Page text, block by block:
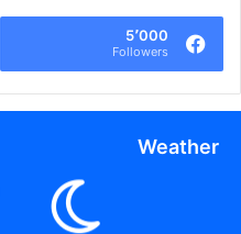
5٬000
Followers
Weather